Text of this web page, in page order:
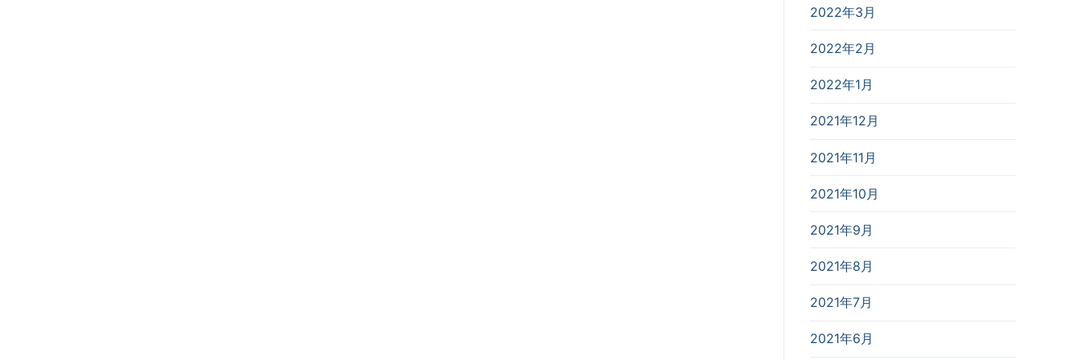
2022年3月
2022年2月
2022年1月
2021年12月
2021年11月
2021年10月
2021年9月
2021年8月
2021年7月
2021年6月